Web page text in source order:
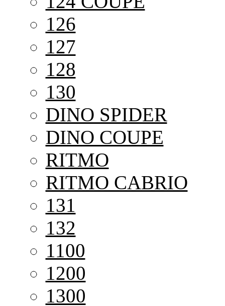
126
127
128
130
DINO SPIDER
DINO COUPE
RITMO
RITMO CABRIO
131
132
1100
1200
1300